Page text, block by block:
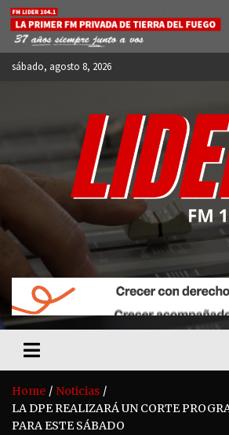
Skip
content
sábado, agosto 8, 2026
FM LIDER 104.1
Home
Noticias
LA DPE REALIZARÁ UN CORTE
PARA ESTE SÁBADO